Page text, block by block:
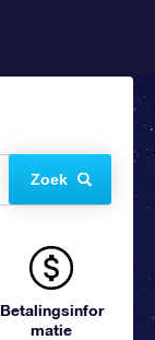
Zoek
Betalingsinfor
matie